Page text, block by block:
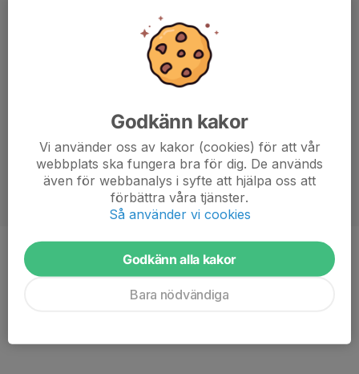
Titel
Materialförvaltare
Godkänn kakor
Vi använder oss av kakor (cookies) för att vår
webbplats ska fungera bra för dig. De används
även för webbanalys i syfte att hjälpa oss att
förbättra våra tjänster.
Så använder vi cookies
Godkänn alla kakor
Bara nödvändiga